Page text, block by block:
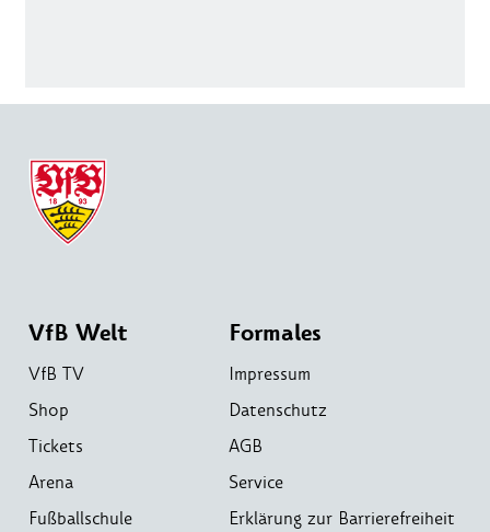
VfB Welt
VfB TV
Shop
Tickets
Arena
Fußballschule
Formales
Impressum
Datenschutz
AGB
Service
Erklärung zur Barrierefreiheit